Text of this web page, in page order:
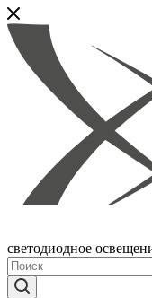
светодиодное